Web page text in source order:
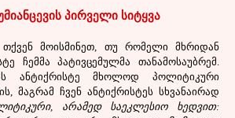
პირველი სიტყვა
თქვენ მოისმინეთ, თუ რომელი მხრიდან
ჩემმა პატივცემულმა თანამოსაუბრემ.
ანტიქრისტე მხოლოდ პოლიტიკური
მაგრამ ჩვენ ანტიქრისტეს სხვანაირად
არამედ საეკლესიო ხედვით: